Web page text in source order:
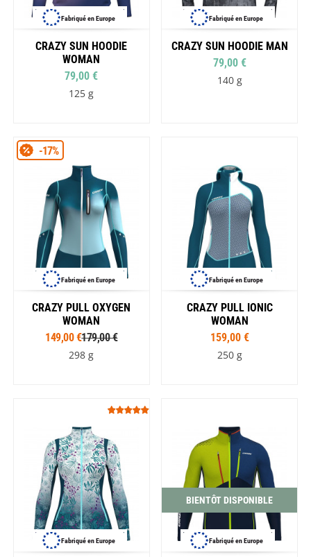
Fabriqué en Europe
CRAZY SUN HOODIE
WOMAN
79,00 €
125 g
Fabriqué en Europe
CRAZY SUN HOODIE MAN
79,00 €
140 g
Fabriqué en Europe
CRAZY PULL OXYGEN
WOMAN
149,00 €179,00 €
-17%
298 g
Fabriqué en Europe
CRAZY PULL IONIC
WOMAN
159,00 €
250 g
Fabriqué en Europe
BIENTÔT DISPONIBLE
Fabriqué en Europe